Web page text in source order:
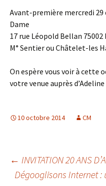
Avant-première mercredi 29
Dame
17 rue Léopold Bellan 75002
M° Sentier ou Châtelet-les
On espère vous voir à cette
votre venue auprès
10 octobre 2014 CM
← INVITATION 20 ANS
Dégooglisons Internet